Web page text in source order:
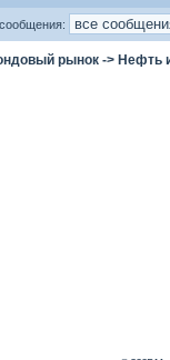
рынок -> Нефть